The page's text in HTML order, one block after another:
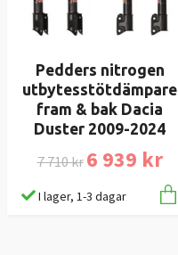
Pedders nitrogen
utbytesstötdämpare
fram & bak Dacia
Duster 2009-2024
7 710 kr 6 939 kr
I lager, 1-3 dagar